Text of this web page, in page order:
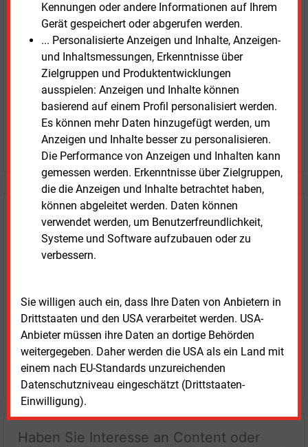
Kennungen oder andere Informationen auf Ihrem
Gerät gespeichert oder abgerufen werden.
... Personalisierte Anzeigen und Inhalte, Anzeigen-
und Inhaltsmessungen, Erkenntnisse über
Zielgruppen und Produktentwicklungen
ausspielen: Anzeigen und Inhalte können
basierend auf einem Profil personalisiert werden.
Es können mehr Daten hinzugefügt werden, um
Anzeigen und Inhalte besser zu personalisieren.
Die Performance von Anzeigen und Inhalten kann
gemessen werden. Erkenntnisse über Zielgruppen,
die die Anzeigen und Inhalte betrachtet haben,
können abgeleitet werden. Daten können
verwendet werden, um Benutzerfreundlichkeit,
Systeme und Software aufzubauen oder zu
verbessern.
Sie willigen auch ein, dass Ihre Daten von Anbietern in
Drittstaaten und den USA verarbeitet werden. USA-
Anbieter müssen ihre Daten an dortige Behörden
weitergegeben. Daher werden die USA als ein Land mit
einem nach EU-Standards unzureichenden
Datenschutzniveau eingeschätzt (Drittstaaten-
Einwilligung).
unverbindlich
Zwei Wochen kostenfreier Zugang
Zugang auf stündlich aktualisierte Nachrichten mit
Prognose- und Marktdaten
+ einmal täglich E&M daily
+ zwei Ausgaben der Zeitung E&M
ohne automatische Verlängerung
JETZT KOSTENLOS TESTEN
Login für Kunden
LOGIN
Haben Sie Interesse an Content oder